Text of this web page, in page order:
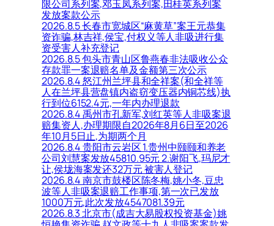
限公司系列案,邓玉凤系列案,田桂英系列案
发放案款公示
2026.8.5 长春市宽城区“麻黄草”案王元恭集
资诈骗,林吉祥,侯宝,付权义等人非吸进行集
资受害人补充登记
2026.8.5 包头市青山区鲁燕春非法吸收公众
存款罪一案退赔名单及金额第三次公示
2026.8.4 怒江州兰坪县和全祥案(和全祥等
人在兰坪县营盘镇内盗窃变压器内铜芯线)执
行到位6152.4元,一年内办理退款
2026.8.4 禹州市孔新军,刘红英等人非吸案退
赔集资人,办理期限自2026年8月6日至2026
年10月5日止,为期两个月
2026.8.4 贵阳市云岩区 1.贵州中颐颐和养老
公司刘慧案发放45810.95元 2.谢阳飞,玛尼才
让,侯垅海案发还32万元 被害人登记
2026.8.4 南京市鼓楼区陈冬梅,姚小冬,豆忠
波等人非吸案退赔工作事项,第一次已发放
1000万元,此次发放4547081.39元
2026.8.3 北京市(成吉大易股权投资基金)姚